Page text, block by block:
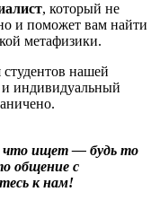
, который не
и поможет вам найти
метафизики.
студентов нашей
индивидуальный
что ищет — будь то
общение с
к нам!